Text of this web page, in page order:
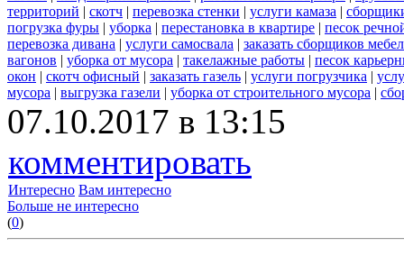
территорий | скотч | перевозка стенки | услуги камаза |
погрузка фуры | уборка | перестановка в квартире | песок
перевозка дивана | услуги самосвала | заказать сборщиков
вагонов | уборка от мусора | такелажные работы | песок
окон | скотч офисный | заказать газель | услуги погрузчика |
мусора | выгрузка газели | уборка от строительного мусора |
07.10.2017 в 13:15
комментировать
Интересно Вам интересно
Больше не интересно
(0)